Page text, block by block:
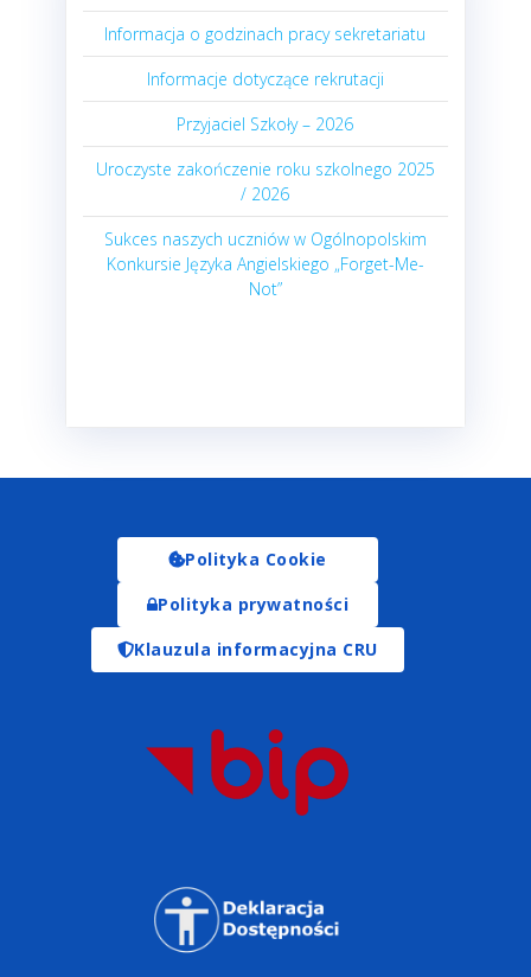
Informacja o godzinach pracy sekretariatu
Informacje dotyczące rekrutacji
Przyjaciel Szkoły – 2026
Uroczyste zakończenie roku szkolnego 2025
/ 2026
Sukces naszych uczniów w Ogólnopolskim
Konkursie Języka Angielskiego „Forget-Me-
Not”
Polityka Cookie
Polityka prywatności
Klauzula informacyjna CRU